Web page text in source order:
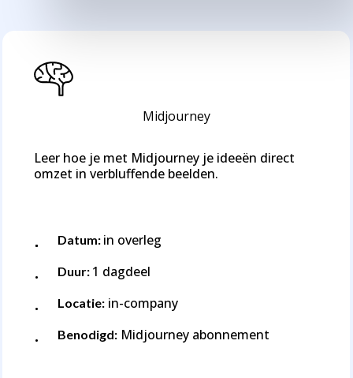
Midjourney
Leer hoe je met Midjourney je ideeën direct
omzet in verbluffende beelden.
Datum: in overleg
Duur: 1 dagdeel
Locatie: in-company
Benodigd: Midjourney abonnement